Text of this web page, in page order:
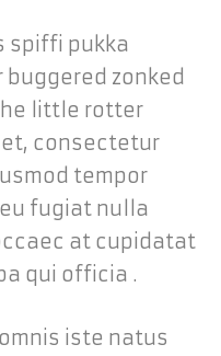
spiffi pukka
buggered zonked
little rotter
consectetur
tempor
fugiat nulla
at cupidatat
qui officia .
iste natus